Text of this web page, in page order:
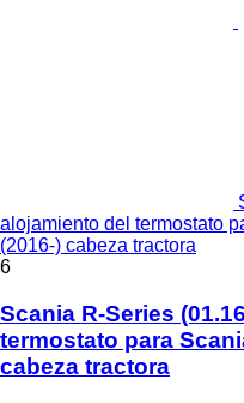
alojamiento del termostato
(2016-) cabeza tractora
6
Scania R-Series
termostato para
cabeza tractora